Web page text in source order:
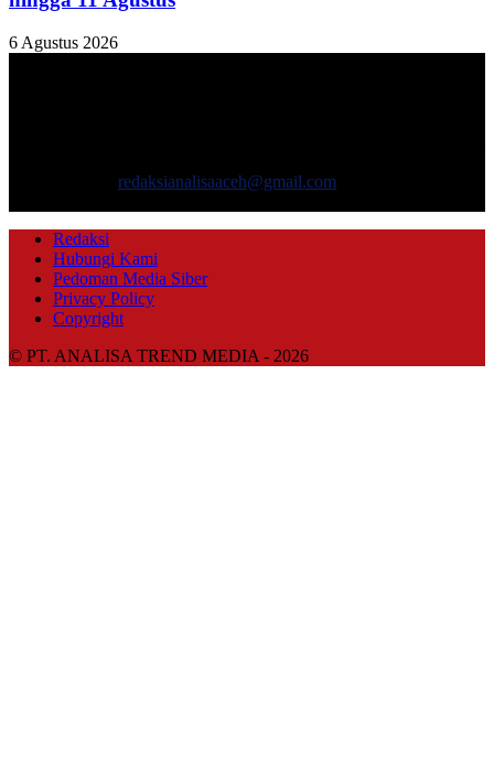
6 Agustus 2026
redaksianalisaaceh@gmail.com
Redaksi
Hubungi Kami
Pedoman Media Siber
Privacy Policy
Copyright
© PT. ANALISA TREND MEDIA - 2026